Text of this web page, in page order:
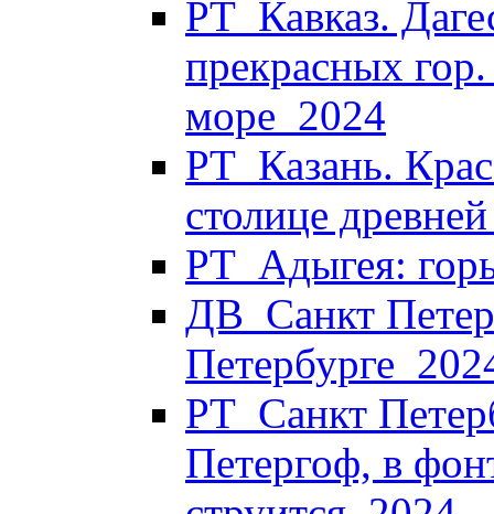
РТ_Кавказ.
прекрасных
море_2024
РТ_Казань.
столице
РТ_Адыгея:
ДВ_Санкт
РТ_Санкт
Петергоф, в